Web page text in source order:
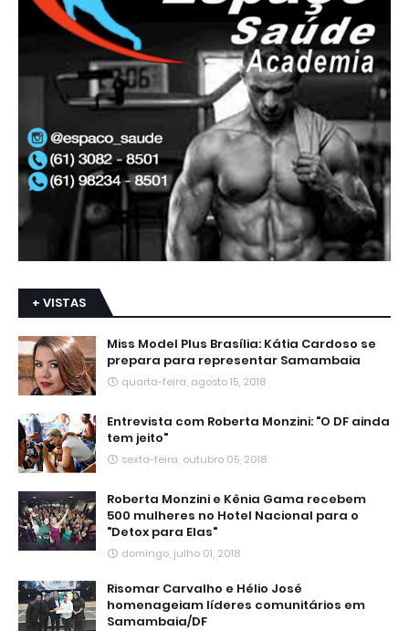
+ VISTAS
Miss Model Plus Brasília: Kátia Cardoso se
prepara para representar Samambaia
quarta-feira, agosto 15, 2018
Entrevista com Roberta Monzini: "O DF ainda
tem jeito"
sexta-feira, outubro 05, 2018
Roberta Monzini e Kênia Gama recebem
500 mulheres no Hotel Nacional para o
"Detox para Elas"
domingo, julho 01, 2018
Risomar Carvalho e Hélio José
homenageiam líderes comunitários em
Samambaia/DF